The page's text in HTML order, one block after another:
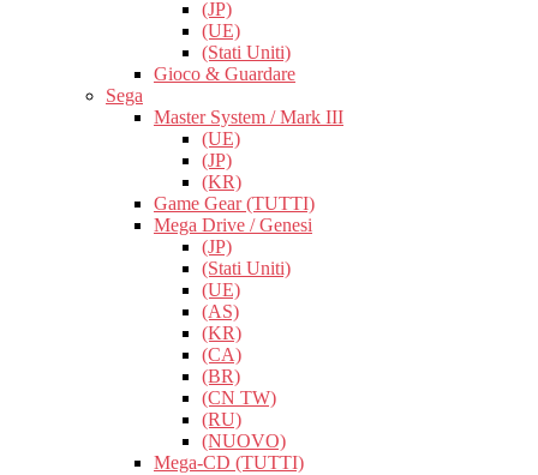
(JP)
(UE)
(Stati Uniti)
Gioco & Guardare
Sega
Master System / Mark III
(UE)
(JP)
(KR)
Game Gear (TUTTI)
Mega Drive / Genesi
(JP)
(Stati Uniti)
(UE)
(AS)
(KR)
(CA)
(BR)
(CN TW)
(RU)
(NUOVO)
Mega-CD (TUTTI)